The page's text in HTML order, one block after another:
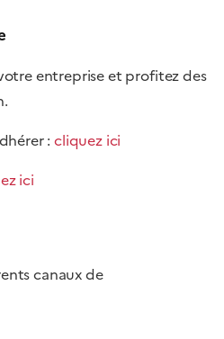
entreprise et profitez des
:cliquez ici
ici
canaux de